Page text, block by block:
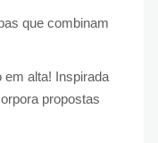
que combinam
em alta! Inspirada
propostas